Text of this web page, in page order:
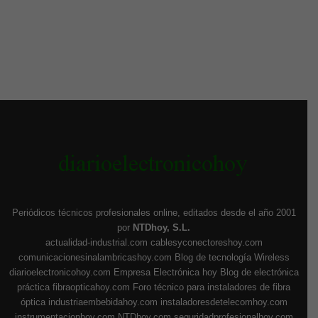
Periódicos técnicos profesionales online, editados desde el año 2001
por NTDhoy, S.L.
actualidad-industrial.com cablesyconectoreshoy.com
comunicacionesinalambricashoy.com Blog de tecnología Wireless
diarioelectronicohoy.com Empresa Electrónica hoy Blog de electrónica
práctica fibraopticahoy.com Foro técnico para instaladores de fibra
óptica industriaembebidahoy.com instaladoresdetelecomhoy.com